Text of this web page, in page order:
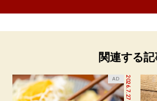
関連する
2026.7.27
AD